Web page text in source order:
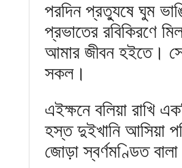
পরদিন প্রত্যুষে ঘুম
প্রভাতের রবিকিরণে
আমার জীবন হইতে।
সকল।
এইক্ষনে বলিয়া রাখি
হস্ত দুইখানি আসিয়া
জোড়া স্বর্ণমণ্ডিত